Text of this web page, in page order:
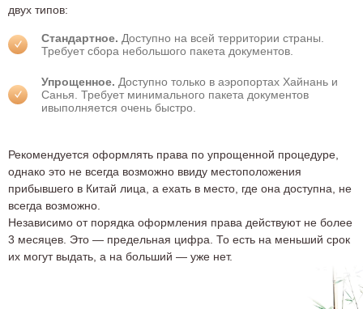
двух типов:
Стандартное. Доступно на всей территории страны.
Требует сбора небольшого пакета документов.
Упрощенное. Доступно только в аэропортах Хайнань и
Санья. Требует минимального пакета документов
ивыполняется очень быстро.
Рекомендуется оформлять права по упрощенной процедуре,
однако это не всегда возможно ввиду местоположения
прибывшего в Китай лица, а ехать в место, где она доступна, не
всегда возможно.
Независимо от порядка оформления права действуют не более
3 месяцев. Это — предельная цифра. То есть на меньший срок
их могут выдать, а на больший — уже нет.